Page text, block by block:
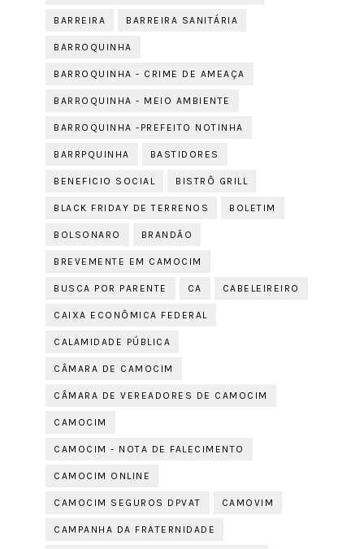
BARREIRA BARREIRA SANITÁRIA
BARROQUINHA
BARROQUINHA - CRIME DE AMEAÇA
BARROQUINHA - MEIO AMBIENTE
BARROQUINHA -PREFEITO NOTINHA
BARRPQUINHA BASTIDORES
BENEFICIO SOCIAL BISTRÔ GRILL
BLACK FRIDAY DE TERRENOS BOLETIM
BOLSONARO BRANDÃO
BREVEMENTE EM CAMOCIM
BUSCA POR PARENTE CA CABELEIREIRO
CAIXA ECONÔMICA FEDERAL
CALAMIDADE PÚBLICA
CÂMARA DE CAMOCIM
CÂMARA DE VEREADORES DE CAMOCIM
CAMOCIM
CAMOCIM - NOTA DE FALECIMENTO
CAMOCIM ONLINE
CAMOCIM SEGUROS DPVAT CAMOVIM
CAMPANHA DA FRATERNIDADE